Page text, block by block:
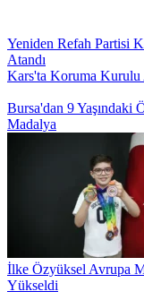
Yeniden Refah Partisi
Atandı
Kars'ta Koruma Kurulu
Bursa'dan 9 Yaşındaki
Madalya
İlke Özyüksel Avrupa
Yükseldi